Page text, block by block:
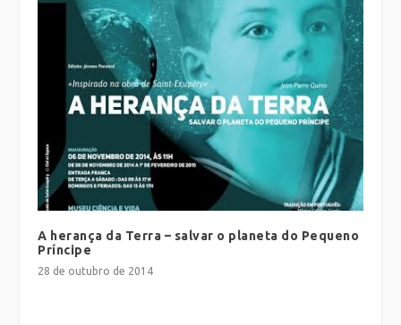
A herança da Terra – salvar o planeta do Pequeno
Príncipe
28 de outubro de 2014